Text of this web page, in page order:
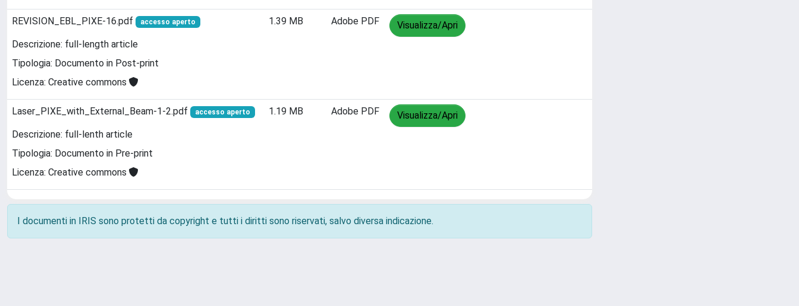
REVISION_EBL_PIXE-16.pdf accesso aperto
Descrizione: full-length article
Tipologia: Documento in Post-print
Licenza: Creative commons
1.39 MB Adobe PDF Visualizza/Apri
Laser_PIXE_with_External_Beam-1-2.pdf accesso aperto
Descrizione: full-lenth article
Tipologia: Documento in Pre-print
Licenza: Creative commons
1.19 MB Adobe PDF Visualizza/Apri
I documenti in IRIS sono protetti da copyright e tutti i diritti sono riservati, salvo diversa indicazione.